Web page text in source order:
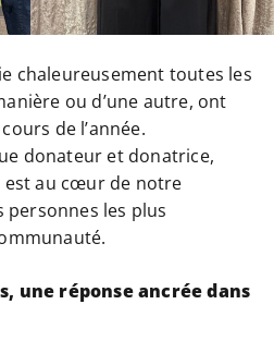
chaleureusement toutes les
ou d’une autre, ont
de l’année.
donateur et donatrice,
est au cœur de notre
personnes les plus
une réponse ancrée dans